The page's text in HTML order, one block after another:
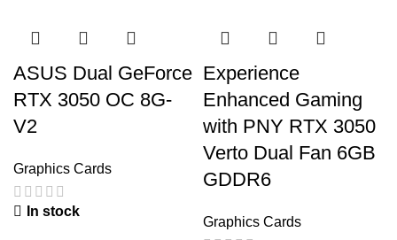
ASUS Dual GeForce
RTX 3050 OC 8G-
V2
Graphics Cards
In stock
Experience
Enhanced Gaming
with PNY RTX 3050
Verto Dual Fan 6GB
GDDR6
Graphics Cards